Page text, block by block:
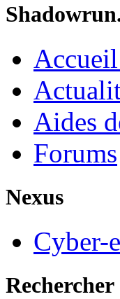
Aides
Forums
Nexus
Cyber-
Rechercher